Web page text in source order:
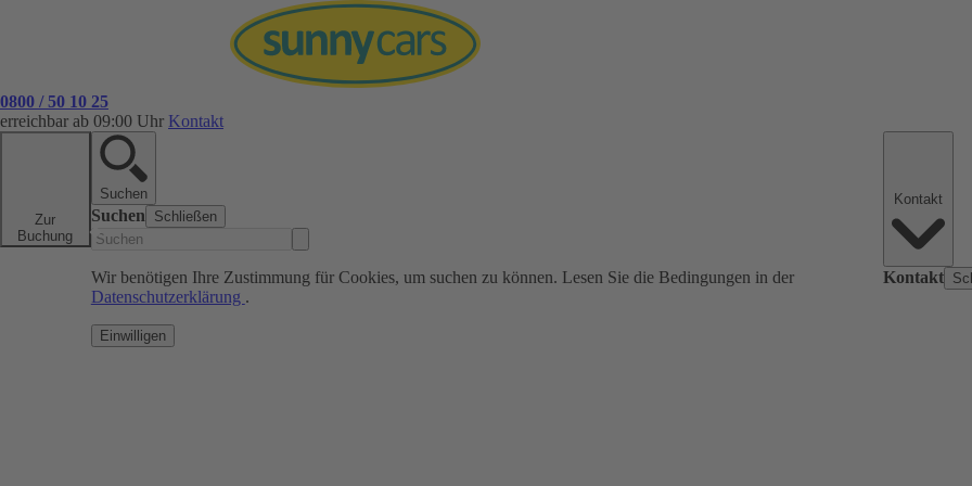
0800 / 50 10 25
erreichbar ab 09:00 Uhr Kontakt
Zur
Buchung
Suchen
Suchen Schließen
Wir benötigen Ihre Zustimmung für Cookies, um suchen zu können. Lesen Sie die Bedingungen in der
Datenschutzerklärung .
Einwilligen
Kontakt